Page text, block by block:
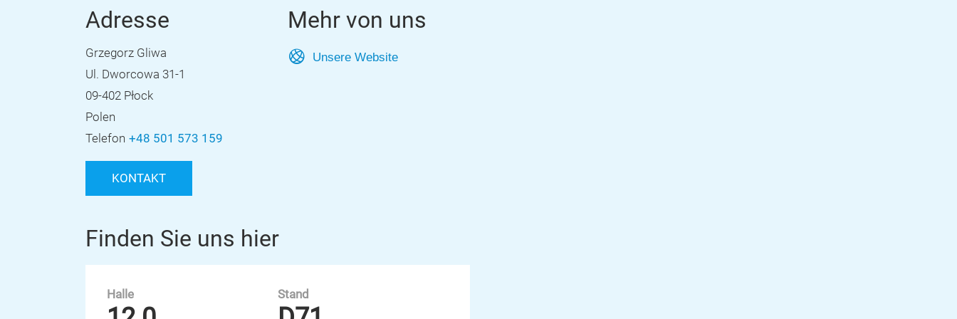
Adresse
Grzegorz Gliwa
Ul. Dworcowa 31-1
09-402 Płock
Polen
Telefon +48 501 573 159
KONTAKT
Mehr von uns
Unsere Website
Finden Sie uns hier
Halle Stand